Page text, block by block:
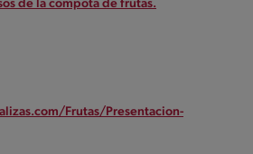
de la compota de frutas.
Frutas/Presentacion-